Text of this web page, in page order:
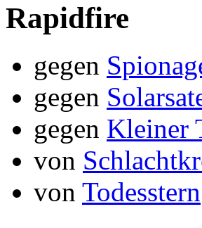
Rapidfire
gegen
gegen
gegen Kleiner
von
von Todesstern